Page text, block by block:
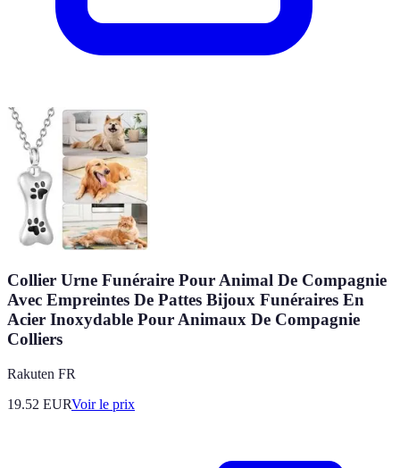
Collier Urne Funéraire Pour Animal De Compagnie
Avec Empreintes De Pattes Bijoux Funéraires En
Acier Inoxydable Pour Animaux De Compagnie
Colliers
Rakuten FR
19.52 EURVoir le prix